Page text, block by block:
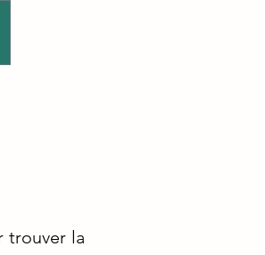
trouver la